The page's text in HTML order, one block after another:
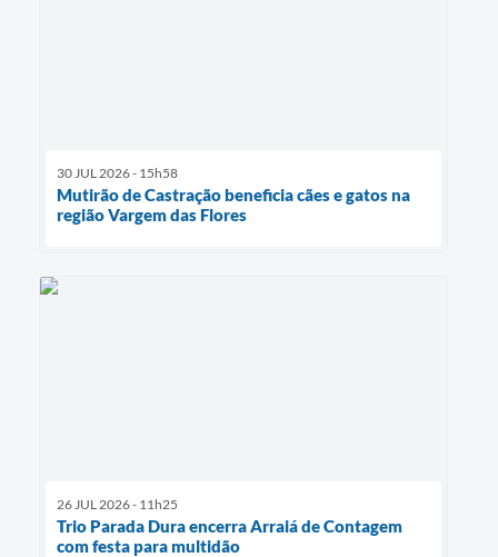
30 JUL 2026 - 15h58
Mutirão de Castração beneficia cães e gatos na
região Vargem das Flores
26 JUL 2026 - 11h25
Trio Parada Dura encerra Arraiá de Contagem
com festa para multidão